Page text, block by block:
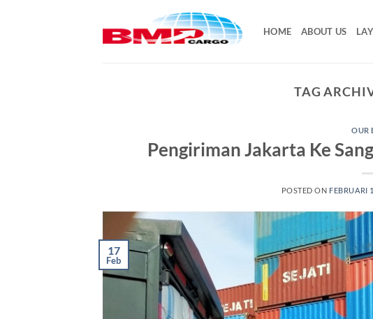
HOME ABOUT US
TAG
OUR
Pengiriman Jakarta Ke
POSTED ON FEBRUARI
17
Feb